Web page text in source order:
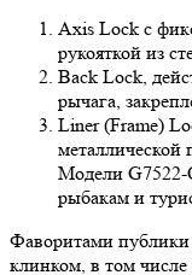
Axis Lock с
рукояткой из
Back Lock,
рычага,
Liner (Frame)
Модели G7522-
рыбакам и
Фаворитами
клинком, в том